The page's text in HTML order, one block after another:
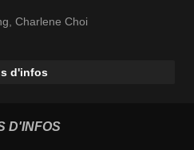
, Charlene Choi
d'infos
D'INFOS